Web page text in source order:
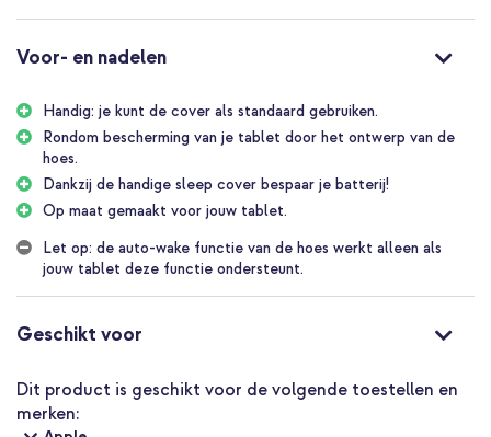
kunstleer. Dit biedt bescherming tegen dagelijkse schade van je
tablet en geeft de hoes een elegante uitstraling. Het hoesje is
slank en licht van gewicht, waardoor jouw tablet zijn compacte
vorm behoudt. Handig wanneer je jouw tablet wil meenemen of
opbergen. De hoes is verkrijgbaar in verschillende designs.
Bescherming tegen vallen en krassen
Deze stevige hoes biedt jouw tablet rondom bescherming en
beschermt tegen stoten en dagelijkse slijtage. Door de zachte,
microvezel binnenkant is jouw tablet beschermd tegen stof en
krasjes, bovendien zorgt de krachtige magneetsluiting ervoor dat
de case goed gesloten blijft. Kortom, met deze hoes hoef je je
Te gebruiken als standaard
Of je nou aan het surfen bent op het web, of je favoriete serie
Voor- en nadelen
Handig: je kunt de cover als standaard gebruiken.
Rondom bescherming van je tablet door het ontwerp van de
hoes.
Dankzij de handige sleep cover bespaar je batterij!
Op maat gemaakt voor jouw tablet.
Let op: de auto-wake functie van de hoes werkt alleen als
jouw tablet deze functie ondersteunt.
Geschikt voor
Dit product is geschikt voor de volgende toestellen en
merken: